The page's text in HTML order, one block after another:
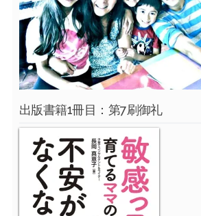
出版書籍1冊目：第7刷御礼